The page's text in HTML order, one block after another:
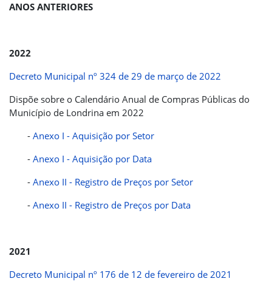
ANOS ANTERIORES
2022
Decreto Municipal nº 324 de 29 de março de 2022
Dispõe sobre o Calendário Anual de Compras Públicas do
Município de Londrina em 2022
- Anexo I - Aquisição por Setor
- Anexo I - Aquisição por Data
- Anexo II - Registro de Preços por Setor
- Anexo II - Registro de Preços por Data
2021
Decreto Municipal nº 176 de 12 de fevereiro de 2021